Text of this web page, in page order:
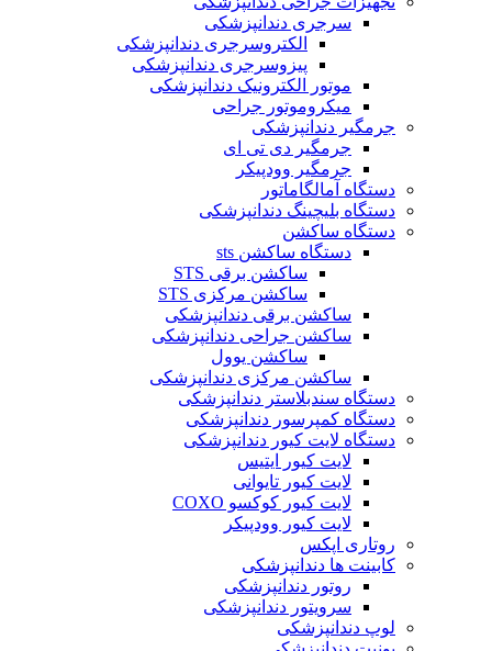
سرجری دندانپزشکی
الکتروسرجری دندانپزشکی
پیزوسرجری دندانپزشکی
موتور الکترونیک دندانپزشکی
میکروموتور جراحی
جرمگیر دندانپزشکی
جرمگير دی تی ای
جرمگير وودپيكر
دستگاه آمالگاماتور
دستگاه بلیچینگ دندانپزشکی
دستگاه ساکشن
دستگاه ساکشن sts
ساکشن برقی STS
ساکشن مرکزی STS
ساکشن برقی دندانپزشکی
ساکشن جراحی دندانپزشکی
ساکشن یوول
ساکشن مرکزی دندانپزشکی
دستگاه سندبلاستر دندانپزشکی
دستگاه کمپرسور دندانپزشکی
دستگاه لایت کیور دندانپزشکی
لایت کیور ایتیس
لایت کیور تایوانی
لایت کیور کوکسو COXO
لایت کیور وودپیکر
روتاری اپکس
کابینت ها دندانپزشکی
روتور دندانپزشکی
سرویتور دندانپزشکی
لوپ دندانپزشکی